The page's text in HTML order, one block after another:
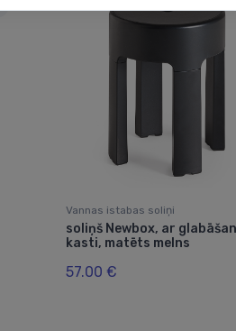
Vannas istabas soliņi
soliņš Newbox, ar
kasti, matēts melns
57.00 €